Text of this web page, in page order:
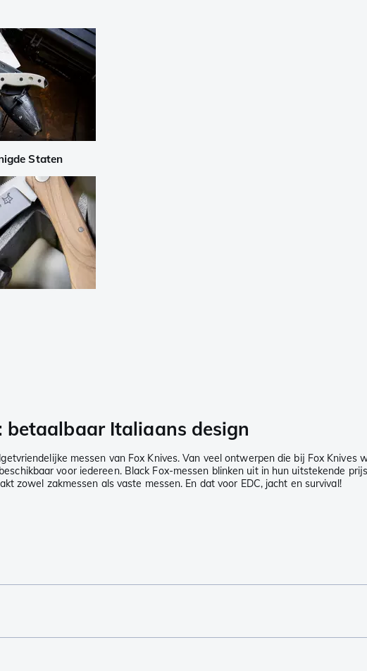
Staten
betaalbaar Italiaans design
messen van Fox Knives. Van veel ontwerpen die bij Fox
voor iedereen. Black Fox-messen blinken uit in hun uitstekende
zowel zakmessen als vaste messen. En dat voor EDC, jacht en survival!